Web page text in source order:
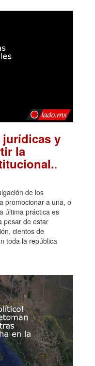
jurídicas y
la
.
de los
promocionar a una, o
última práctica es
pesar de estar
cientos de
toda la república